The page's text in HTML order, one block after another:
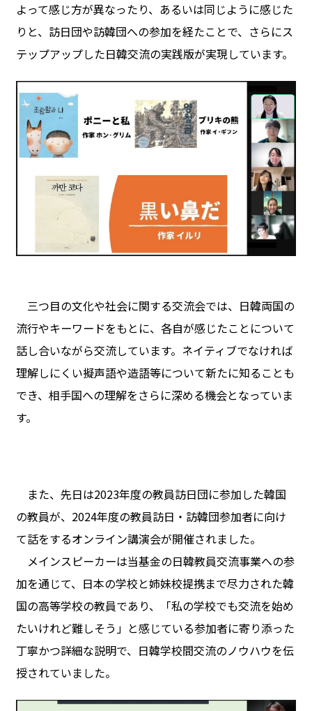
よって感じ方が異なったり、あるいは同じように感じた
りと、訪日団や訪韓団への参加を経たことで、さらにス
テップアップした日韓交流の実践版が実現しています。
三つ目の文化や社会に関する交流会では、日韓両国の
流行やキーワードをもとに、各自が感じたことについて
話し合いながら交流しています。ネイティブでなければ
理解しにくい擬声語や造語等について新たに知ることも
でき、相手国への理解をさらに深める機会となっていま
す。
また、先日は2023年度の教員訪日団に参加した韓国
の教員が、2024年度の教員訪日・訪韓団参加者に向け
て話をするオンライン講演会が開催されました。
メインスピーカーは当基金の日韓教員交流事業への参
加を通じて、日本の学校と姉妹校提携まで尽力された韓
国の高等学校の教員であり、「私の学校でも交流を始め
たいけれど難しそう」と感じている参加者に寄り添った
丁寧かつ詳細な説明で、日韓学校間交流のノウハウを伝
授されていました。